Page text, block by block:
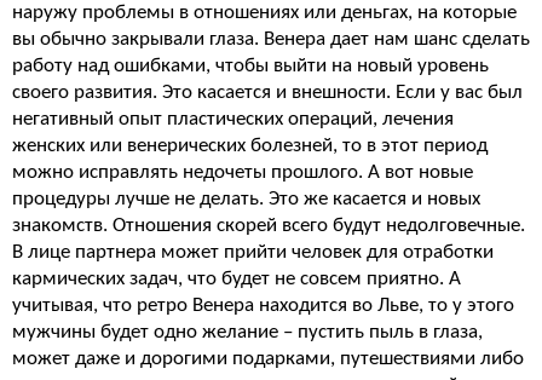
наружу проблемы в отношениях или деньгах, на которые
вы обычно закрывали глаза. Венера дает нам шанс сделать
работу над ошибками, чтобы выйти на новый уровень
своего развития. Это касается и внешности. Если у вас был
негативный опыт пластических операций, лечения
женских или венерических болезней, то в этот период
можно исправлять недочеты прошлого. А вот новые
процедуры лучше не делать. Это же касается и новых
знакомств. Отношения скорей всего будут недолговечные.
В лице партнера может прийти человек для отработки
кармических задач, что будет не совсем приятно. А
учитывая, что ретро Венера находится во Льве, то у этого
мужчины будет одно желание – пустить пыль в глаза,
может даже и дорогими подарками, путешествиями либо